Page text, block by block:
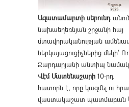
Ազատամարտի սերունդ
նախաեղեռնյան շրջանի հայ
մտավորականության
ներկայացուցիչներից մեկի՝
Զարդարյանի անտիպ
Վէմ Մատենաշարի 10-րդ
հատորն է, որը կազմել ու
վաստակաշատ պատմաբան